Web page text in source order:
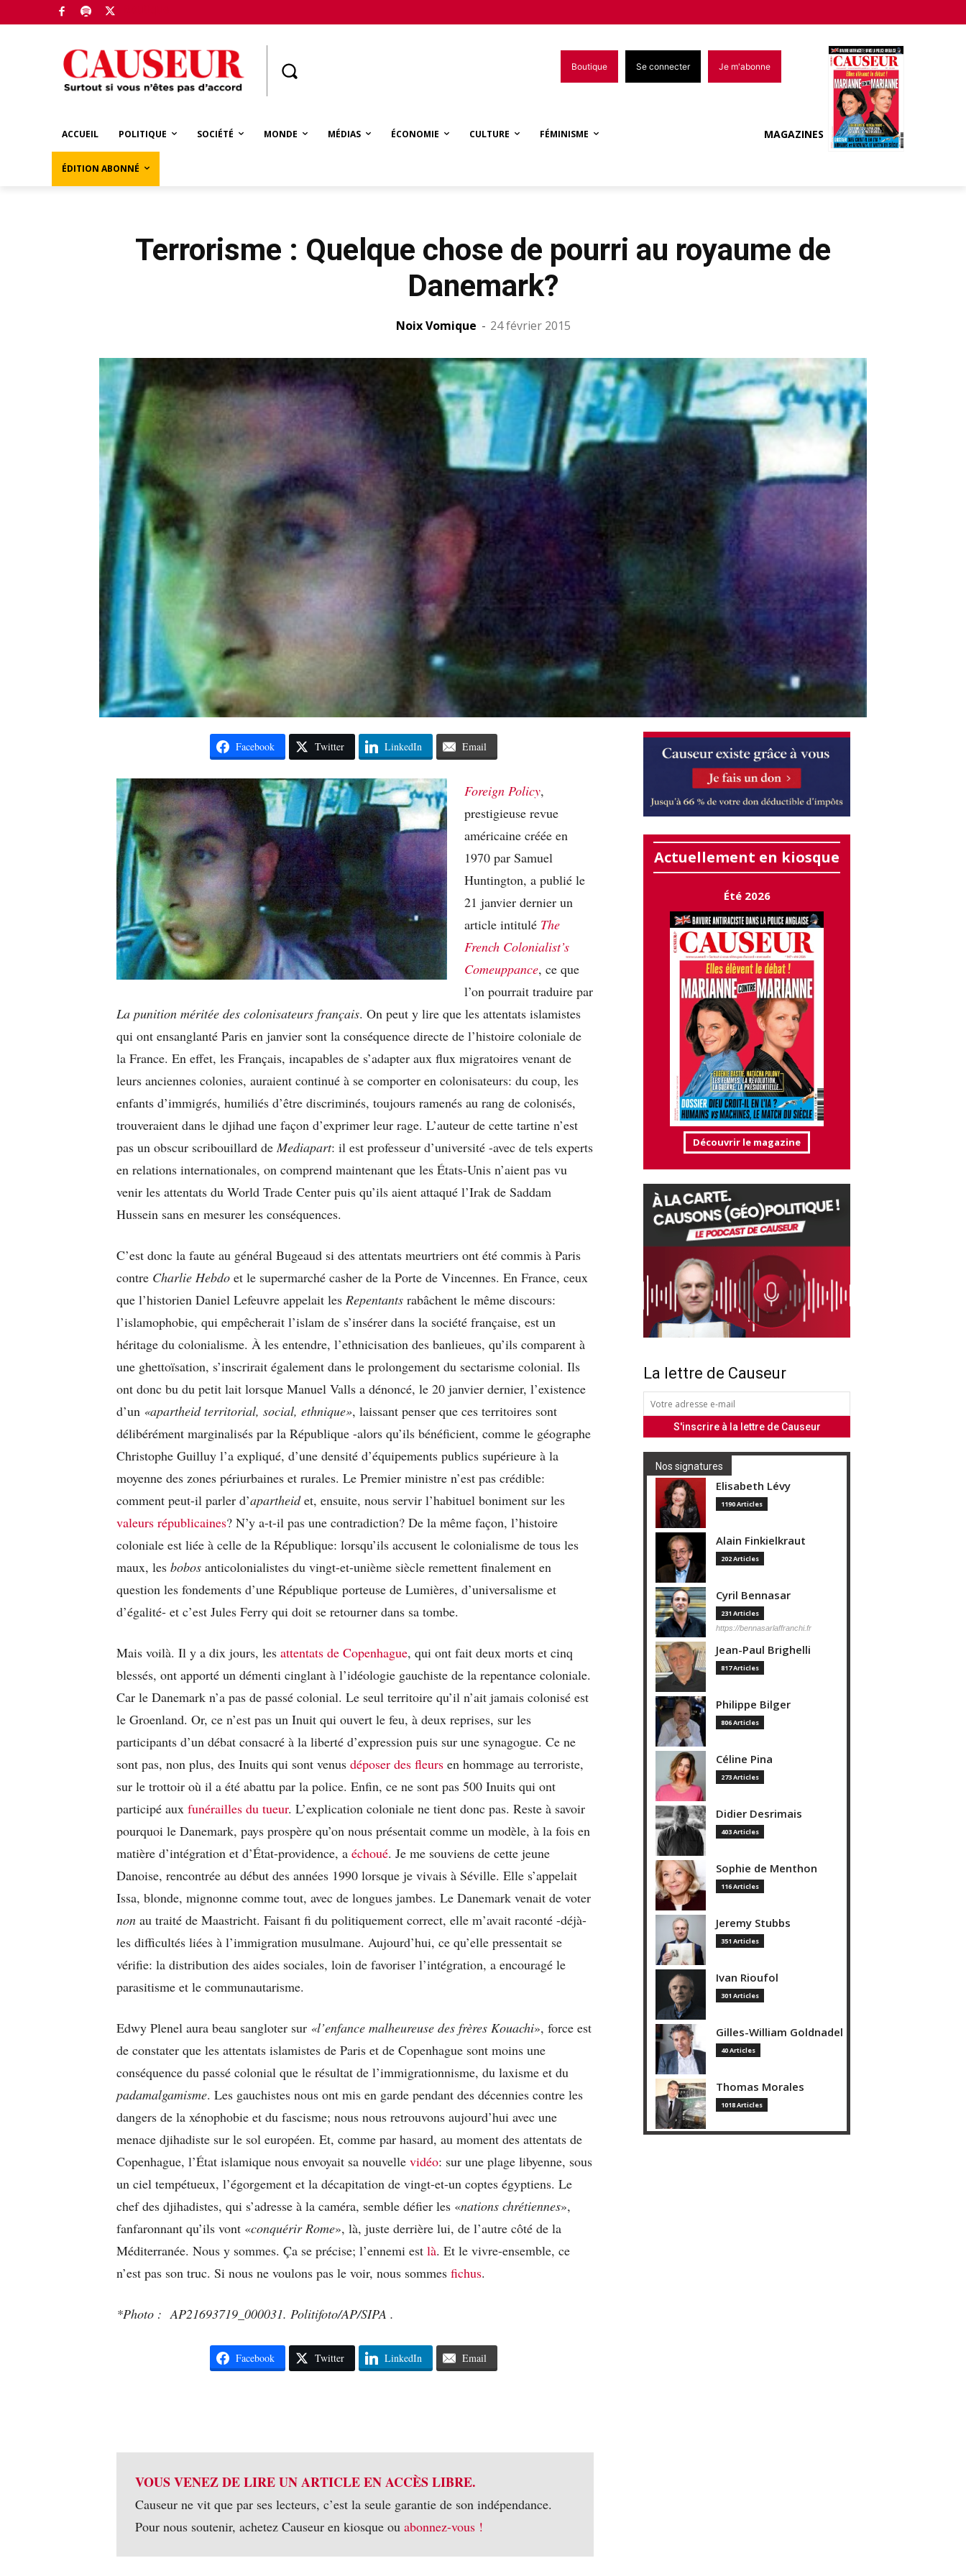
Boutique Se connecter Je m'abonne
ACCUEIL POLITIQUE SOCIÉTÉ MONDE MÉDIAS ÉCONOMIE CULTURE FÉMINISME
ÉDITION ABONNÉ
MAGAZINES
Terrorisme : Quelque chose de pourri au royaume de
Danemark?
Noix Vomique - 24 février 2015
Facebook Twitter LinkedIn Email
Foreign Policy,
prestigieuse revue
américaine créée en
1970 par Samuel
Huntington, a publié le
21 janvier dernier un
article intitulé The
French Colonialist’s
Comeuppance, ce que
l’on pourrait traduire par
La punition méritée des colonisateurs français. On peut y lire que les attentats islamistes
qui ont ensanglanté Paris en janvier sont la conséquence directe de l’histoire coloniale de
la France. En effet, les Français, incapables de s’adapter aux flux migratoires venant de
leurs anciennes colonies, auraient continué à se comporter en colonisateurs: du coup, les
enfants d’immigrés, humiliés d’être discriminés, toujours ramenés au rang de colonisés,
trouveraient dans le djihad une façon d’exprimer leur rage. L’auteur de cette tartine n’est
pas un obscur scribouillard de Mediapart: il est professeur d’université -avec de tels experts
en relations internationales, on comprend maintenant que les États-Unis n’aient pas vu
venir les attentats du World Trade Center puis qu’ils aient attaqué l’Irak de Saddam
Hussein sans en mesurer les conséquences.
C’est donc la faute au général Bugeaud si des attentats meurtriers ont été commis à Paris
contre Charlie Hebdo et le supermarché casher de la Porte de Vincennes. En France, ceux
que l’historien Daniel Lefeuvre appelait les Repentants rabâchent le même discours:
l’islamophobie, qui empêcherait l’islam de s’insérer dans la société française, est un
héritage du colonialisme. À les entendre, l’ethnicisation des banlieues, qu’ils comparent à
une ghettoïsation, s’inscrirait également dans le prolongement du sectarisme colonial. Ils
ont donc bu du petit lait lorsque Manuel Valls a dénoncé, le 20 janvier dernier, l’existence
d’un «apartheid territorial, social, ethnique», laissant penser que ces territoires sont
délibérément marginalisés par la République -alors qu’ils bénéficient, comme le géographe
Christophe Guilluy l’a expliqué, d’une densité d’équipements publics supérieure à la
moyenne des zones périurbaines et rurales. Le Premier ministre n’est pas crédible:
comment peut-il parler d’apartheidet, ensuite, nous servir l’habituel boniment sur les
valeurs républicaines? N’y a-t-il pas une contradiction? De la même façon, l’histoire
coloniale est liée à celle de la République: lorsqu’ils accusent le colonialisme de tous les
maux, les bobos anticolonialistes du vingt-et-unième siècle remettent finalement en
question les fondements d’une République porteuse de Lumières, d’universalisme et
d’égalité- et c’est Jules Ferry qui doit se retourner dans sa tombe.
Mais voilà. Il y a dix jours, les attentats de Copenhague, qui ont fait deux morts et cinq
blessés, ont apporté un démenti cinglant à l’idéologie gauchiste de la repentance coloniale.
Car le Danemark n’a pas de passé colonial. Le seul territoire qu’il n’ait jamais colonisé est
le Groenland. Or, ce n’est pas un Inuit qui ouvert le feu, à deux reprises, sur les
participants d’un débat consacré à la liberté d’expression puis sur une synagogue. Ce ne
sont pas, non plus, des Inuits qui sont venus déposer des fleurs en hommage au terroriste,
sur le trottoir où il a été abattu par la police. Enfin, ce ne sont pas 500 Inuits qui ont
participé aux funérailles du tueur. L’explication coloniale ne tient donc pas. Reste à savoir
pourquoi le Danemark, pays prospère qu’on nous présentait comme un modèle, à la fois en
matière d’intégration et d’État-providence, a échoué. Je me souviens de cette jeune
Danoise, rencontrée au début des années 1990 lorsque je vivais à Séville. Elle s’appelait
Issa, blonde, mignonne comme tout, avec de longues jambes. Le Danemark venait de voter
non au traité de Maastricht. Faisant fi du politiquement correct, elle m’avait raconté -déjà-
les difficultés liées à l’immigration musulmane. Aujourd’hui, ce qu’elle pressentait se
vérifie: la distribution des aides sociales, loin de favoriser l’intégration, a encouragé le
parasitisme et le communautarisme.
Edwy Plenel aura beau sangloter sur «l’enfance malheureuse des frères Kouachi», force est
de constater que les attentats islamistes de Paris et de Copenhague sont moins une
conséquence du passé colonial que le résultat de l’immigrationnisme, du laxisme et du
padamalgamisme. Les gauchistes nous ont mis en garde pendant des décennies contre les
dangers de la xénophobie et du fascisme; nous nous retrouvons aujourd’hui avec une
menace djihadiste sur le sol européen. Et, comme par hasard, au moment des attentats de
Copenhague, l’État islamique nous envoyait sa nouvelle vidéo: sur une plage libyenne, sous
un ciel tempétueux, l’égorgement et la décapitation de vingt-et-un coptes égyptiens. Le
chef des djihadistes, qui s’adresse à la caméra, semble défier les «nations chrétiennes»,
fanfaronnant qu’ils vont «conquérir Rome», là, juste derrière lui, de l’autre côté de la
Méditerranée. Nous y sommes. Ça se précise; l’ennemi est là. Et le vivre-ensemble, ce
n’est pas son truc. Si nous ne voulons pas le voir, nous sommes fichus.
*Photo : AP21693719_000031. Politifoto/AP/SIPA .
Facebook Twitter LinkedIn Email
VOUS VENEZ DE LIRE UN ARTICLE EN ACCÈS LIBRE.
Causeur ne vit que par ses lecteurs, c’est la seule garantie de son indépendance.
Pour nous soutenir, achetez Causeur en kiosque ou abonnez-vous !
Actuellement en kiosque
Été 2026
Découvrir le magazine
La lettre de Causeur
Nos signatures
Elisabeth Lévy
1190 Articles
Alain Finkielkraut
202 Articles
Cyril Bennasar
231 Articles
https://bennasarlaffranchi.fr
Jean-Paul Brighelli
817 Articles
Philippe Bilger
806 Articles
Céline Pina
273 Articles
Didier Desrimais
403 Articles
Sophie de Menthon
116 Articles
Jeremy Stubbs
351 Articles
Ivan Rioufol
301 Articles
Gilles-William Goldnadel
40 Articles
Thomas Morales
1018 Articles